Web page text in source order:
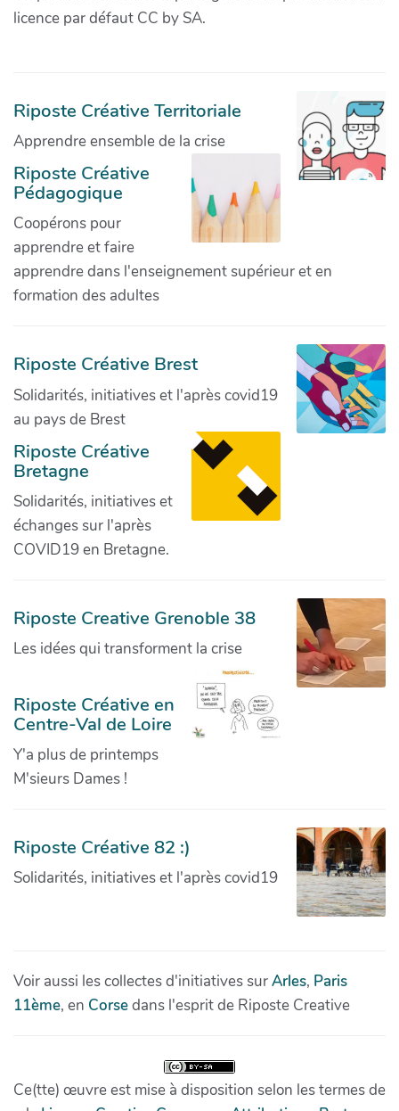
licence par défaut CC by SA.
Riposte Créative Territoriale
Apprendre ensemble de la crise
Riposte Créative
Pédagogique
Coopérons pour
apprendre et faire
apprendre dans l'enseignement supérieur et en
formation des adultes
Riposte Créative Brest
Solidarités, initiatives et l'après covid19
au pays de Brest
Riposte Créative
Bretagne
Solidarités, initiatives et
échanges sur l'après
COVID19 en Bretagne.
Riposte Creative Grenoble 38
Les idées qui transforment la crise
Riposte Créative en
Centre-Val de Loire
Y'a plus de printemps
M'sieurs Dames !
Riposte Créative 82 :)
Solidarités, initiatives et l'après covid19
Voir aussi les collectes d'initiatives surArles, Paris
11ème, en Corsedans l'esprit de Riposte Creative
Ce(tte) œuvre est mise à disposition selon les termes de